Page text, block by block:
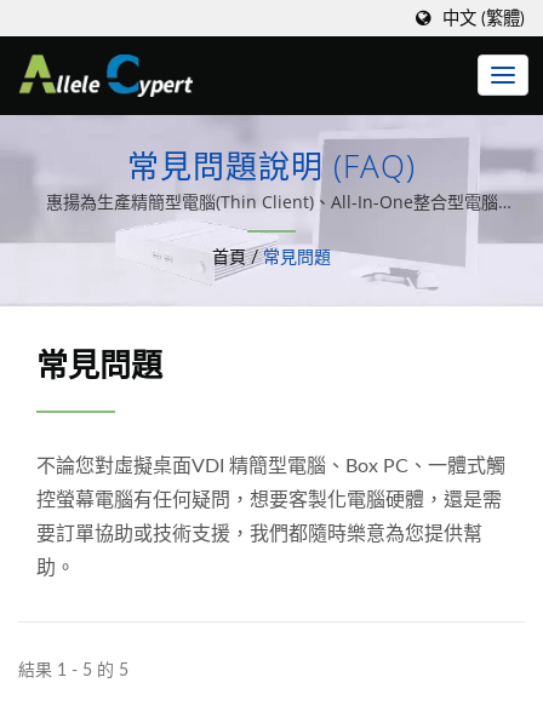
中文 (繁體)
常見問題說明 (FAQ)
惠揚為生產精簡型電腦(Thin Client)、All-In-One整合型電腦
(AIO)、嵌入式工業主機(IPC)、Point of Sale終端機(POS)、多媒體導
覽機(Kiosk)之專業系統整合製造商。
首頁 / 常見問題
常見問題
不論您對虛擬桌面VDI 精簡型電腦、Box PC、一體式觸
控螢幕電腦有任何疑問，想要客製化電腦硬體，還是需
要訂單協助或技術支援，我們都隨時樂意為您提供幫
助。
結果 1 - 5 的 5